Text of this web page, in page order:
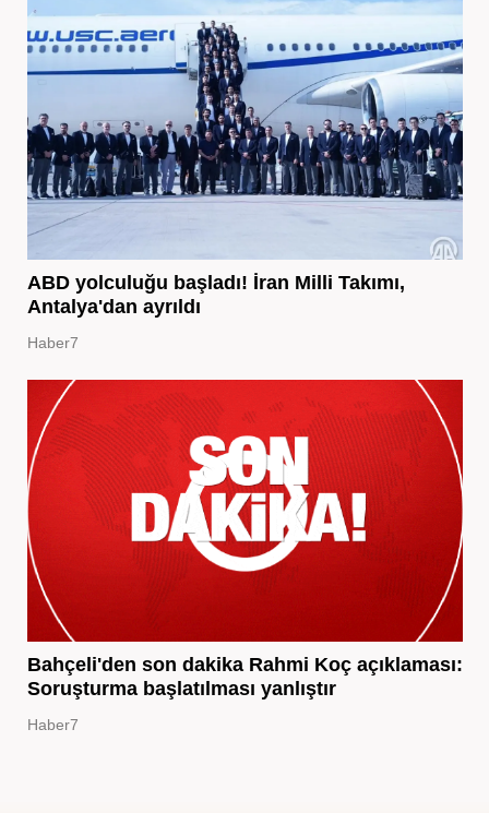
ABD yolculuğu başladı! İran Milli Takımı,
Antalya'dan ayrıldı
Haber7
Bahçeli'den son dakika Rahmi Koç açıklaması:
Soruşturma başlatılması yanlıştır
Haber7